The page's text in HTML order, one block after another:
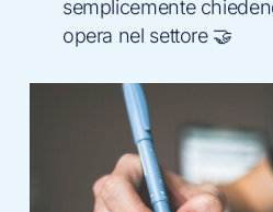
semplicemente
opera nel settore 🤝